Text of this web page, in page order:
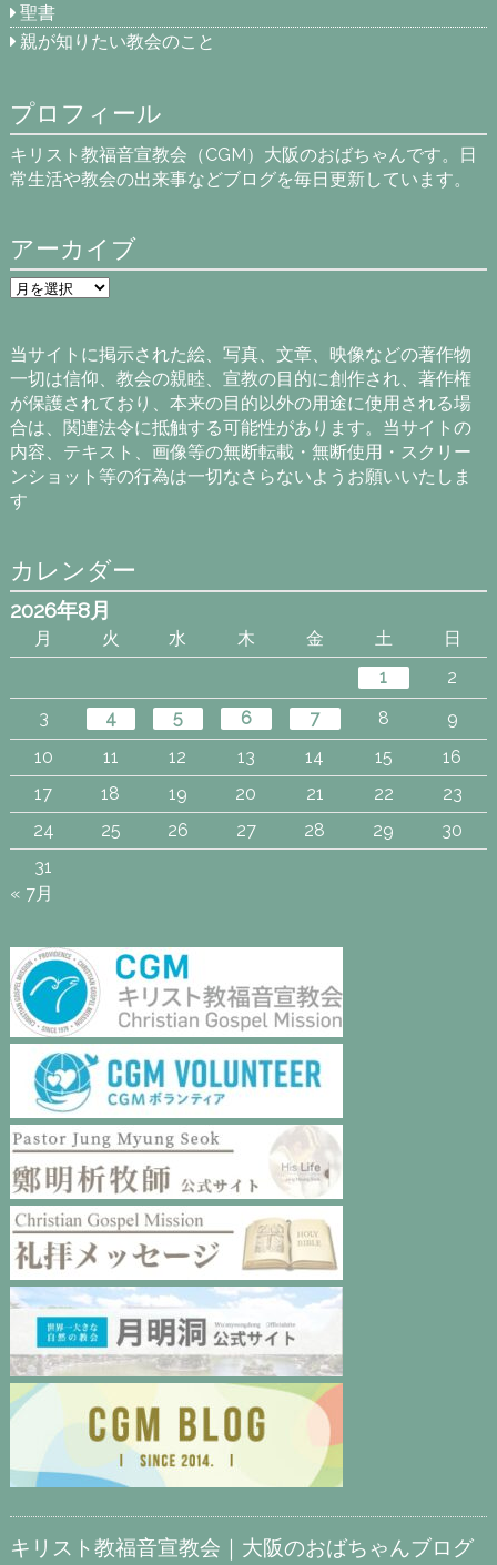
聖書
親が知りたい教会のこと
プロフィール
キリスト教福音宣教会（CGM）大阪のおばちゃんです。日
常生活や教会の出来事などブログを毎日更新しています。
アーカイブ
ア
ー
ブ
当サイトに掲示された絵、写真、文章、映像などの著作物
一切は信仰、教会の親睦、宣教の目的に創作され、著作権
が保護されており、本来の目的以外の用途に使用される場
合は、関連法令に抵触する可能性があります。当サイトの
内容、テキスト、画像等の無断転載・無断使用・スクリー
ンショット等の行為は一切なさらないようお願いいたしま
す
カレンダー
2026年8月
月 火 水 木 金 土
日
1
2
3
4 5 6 7 8
9
10
11 12 13 14 15
16
17
18 19 20 21 22
23
24
25 26 27 28 29
30
31
« 7月
キリスト教福音宣教会｜大阪のおばちゃんブログ